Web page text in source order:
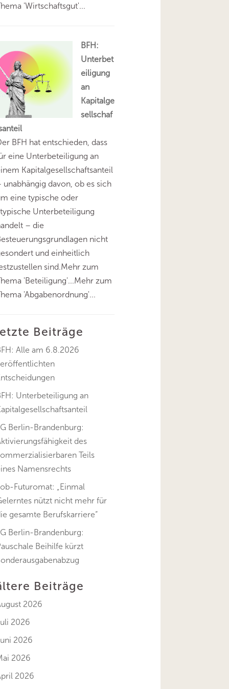
'Wirtschaftsgut'...
BFH:
Unterbet
eiligung
an
Kapitalge
sellschaf
BFH hat entschieden, dass
eine Unterbeteiligung an
Kapitalgesellschaftsanteil
unabhängig davon, ob es sich
eine typische oder
Unterbeteiligung
– die
nicht
und einheitlich
sind.Mehr zum
'Beteiligung'...Mehr zum
'Abgabenordnung'...
Beiträge
Alle am 6.8.2026
Unterbeteiligung an
Berlin-Brandenburg:
des
Teils
Namensrechts
Futuromat: „Einmal
nützt nicht mehr für
gesamte Berufskarriere“
Berlin-Brandenburg:
Beihilfe kürzt
Beiträge
2026
2026
2026
2026
2026